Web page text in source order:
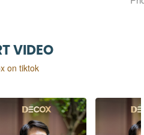
VIDEO
on tiktok